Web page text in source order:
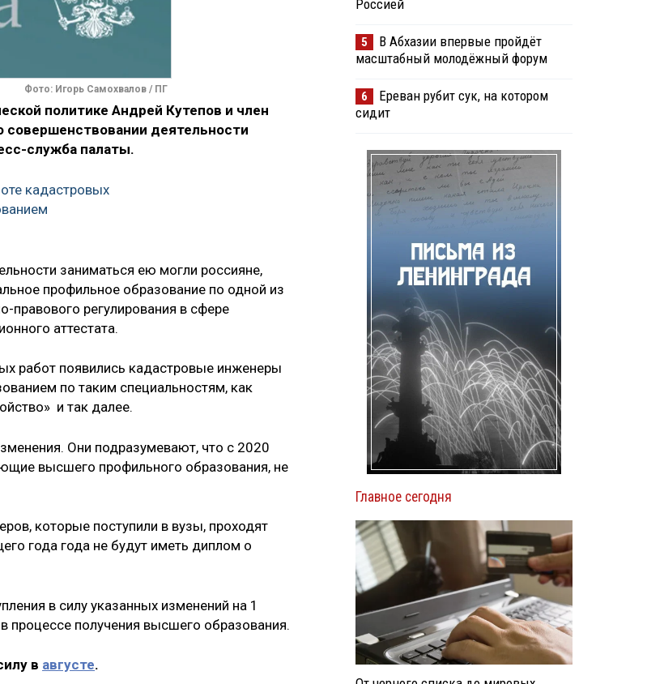
Фото: Игорь Самохвалов / ПГ
политике Андрей Кутепов и член
совершенствовании деятельности
служба палаты.
кадастровых
заниматься ею могли россияне,
профильное образование по одной из
правового регулирования в сфере
аттестата.
работ появились кадастровые инженеры
по таким специальностям, как
и так далее.
Они подразумевают, что с 2020
высшего профильного образования, не
которые поступили в вузы, проходят
года года не будут иметь диплом о
в силу указанных изменений на 1
процессе получения высшего образования.
в августе.
Россией
5
В Абхазии впервые пройдёт
масштабный молодёжный форум
6
Ереван рубит сук, на котором
сидит
Главное сегодня